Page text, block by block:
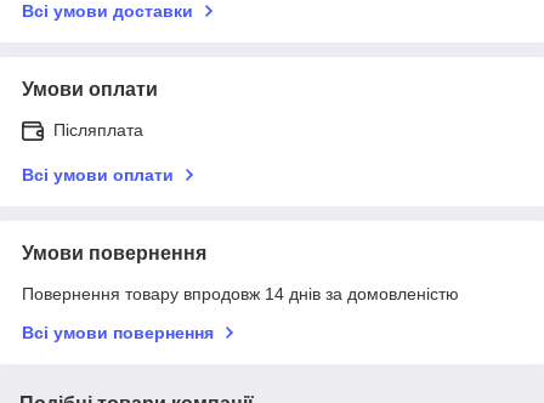
Всі умови доставки
Умови оплати
Післяплата
Всі умови оплати
Умови повернення
Повернення товару впродовж 14 днів за домовленістю
Всі умови повернення